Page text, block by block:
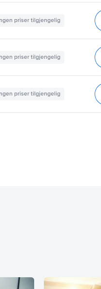
priser tilgjengelig
priser tilgjengelig
priser tilgjengelig